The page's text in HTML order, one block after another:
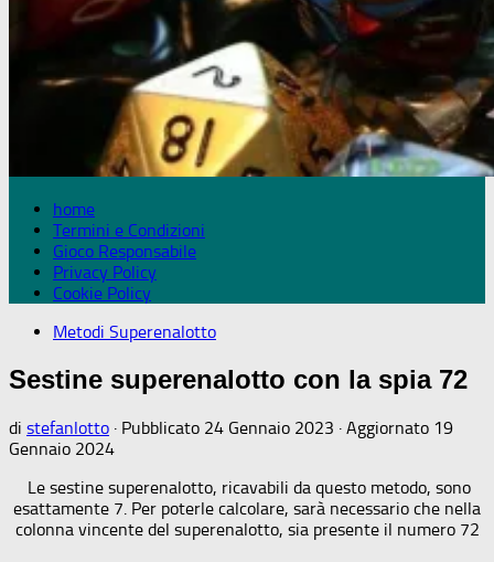
home
Termini e Condizioni
Gioco Responsabile
Privacy Policy
Cookie Policy
Metodi Superenalotto
Sestine superenalotto con la spia 72
di stefanlotto · Pubblicato 24 Gennaio 2023 · Aggiornato 19
Gennaio 2024
Le sestine superenalotto, ricavabili da questo metodo, sono
esattamente 7. Per poterle calcolare, sarà necessario che nella
colonna vincente del superenalotto, sia presente il numero 72